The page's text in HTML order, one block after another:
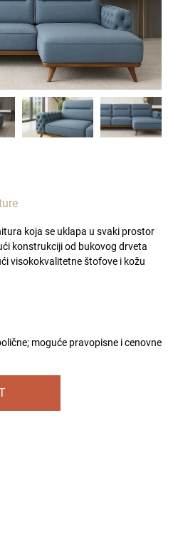
koja se uklapa u svaki prostor
konstrukciji od bukovog drveta
visokokvalitetne štofove i kožu
moguće pravopisne i cenovne